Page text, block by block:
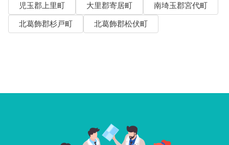
児玉郡上里町
大里郡寄居町
南埼玉郡宮代町
北葛飾郡杉戸町
北葛飾郡松伏町